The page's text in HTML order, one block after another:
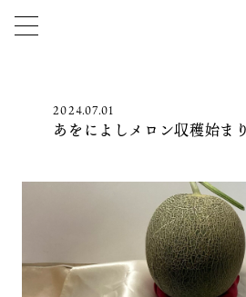
2024.07.01
あをによしメロン収穫始ま